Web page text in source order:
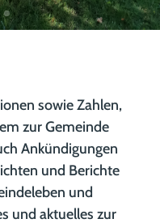
sowie Zahlen,
zur Gemeinde
Ankündigungen
und Berichte
und
und aktuelles zur